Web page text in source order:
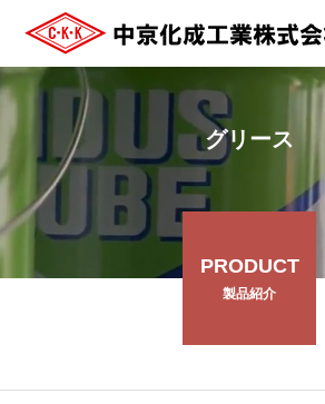
グリース
PRODUCT
製品紹介